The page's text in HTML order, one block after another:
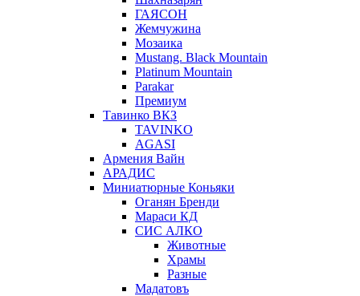
ГАЯСОН
Жемчужина
Мозаика
Mustang. Black Mountain
Platinum Mountain
Parakar
Премиум
Тавинко ВКЗ
TAVINKO
AGASI
Армения Вайн
АРАДИС
Миниатюрные Коньяки
Оганян Бренди
Мараси КД
СИС АЛКО
Животные
Храмы
Разные
Мадатовъ